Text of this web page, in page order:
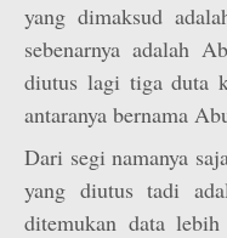
yang dimaksud
sebenarnya adalah
diutus lagi tiga duta
antaranya bernama
Dari segi namanya
yang diutus tadi
ditemukan data